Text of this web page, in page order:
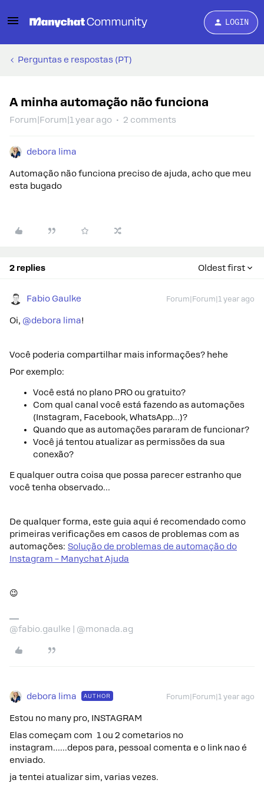
LOGIN
Perguntas e respostas (PT)
A minha automação não funciona
Forum|Forum|1 year ago 2 comments
debora lima
Automação não funciona preciso de ajuda, acho que meu
esta bugado
2 replies Oldest first
Fabio Gaulke Forum|Forum|1 year ago
Oi, ​ @debora lima!
Você poderia compartilhar mais informações? hehe
Por exemplo:
Você está no plano PRO ou gratuito?
Com qual canal você está fazendo as automações
(Instagram, Facebook, WhatsApp…)?
Quando que as automações pararam de funcionar?
Você já tentou atualizar as permissões da sua
conexão?
E qualquer outra coisa que possa parecer estranho que
você tenha observado…
De qualquer forma, este guia aqui é recomendado como
primeiras verificações em casos de problemas com as
automações: Solução de problemas de automação do
Instagram – Manychat Ajuda
😉
@fabio.gaulke | @monada.ag
debora lima AUTHOR Forum|Forum|1 year ago
Estou no many pro, INSTAGRAM
Elas começam com 1 ou 2 cometarios no
instagram…...depos para, pessoal comenta e o link nao é
enviado.
ja tentei atualizar sim, varias vezes.